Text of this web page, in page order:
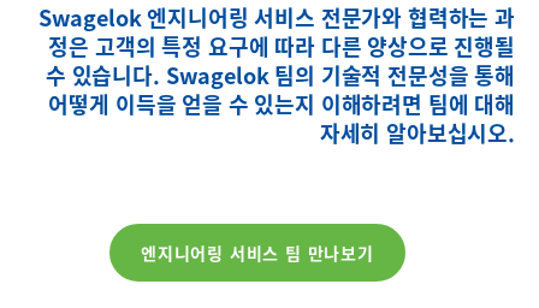
Swagelok 엔지니어링 서비스 전문가와 협력하는 과
정은 고객의 특정 요구에 따라 다른 양상으로 진행될
수 있습니다. Swagelok 팀의 기술적 전문성을 통해
어떻게 이득을 얻을 수 있는지 이해하려면 팀에 대해
자세히 알아보십시오.
엔지니어링 서비스 팀 만나보기